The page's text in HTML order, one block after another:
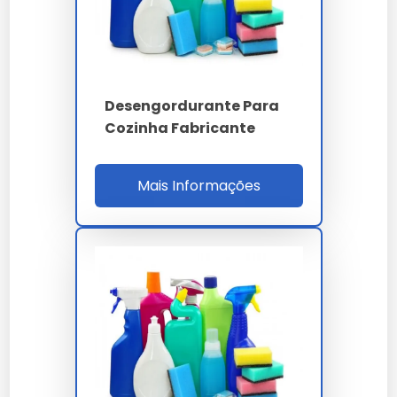
Populares
Comparação de Preço e
Eficiência
Desengordurante
Alta
Desengordurante
Y
Média
Depoimentos de Usuários
Clientes da Limpeza Via Brasil destacam a eficácia e o
custo-benefício do desengordurante potente para
cozinha industrial, elogiando sua aplicação prática e
resultados visíveis.
Desengordurante Para
Cozinha Fabricante
Mais Informações